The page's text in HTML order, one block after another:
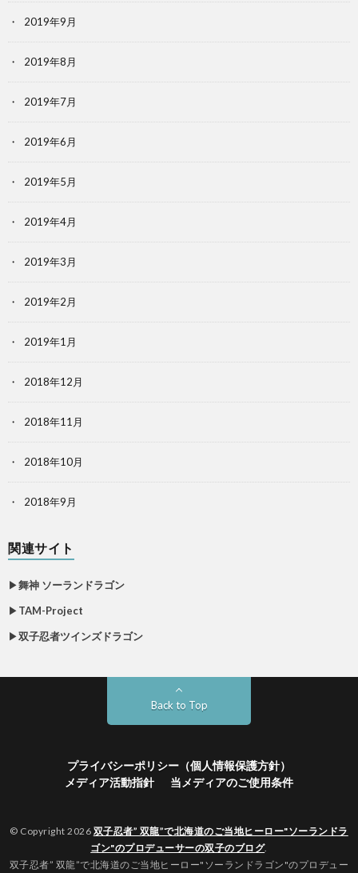
2019年9月
2019年8月
2019年7月
2019年6月
2019年5月
2019年4月
2019年3月
2019年2月
2019年1月
2018年12月
2018年11月
2018年10月
2018年9月
関連サイト
▶舞神 ソーランドラゴン
▶TAM-Project
▶双子忍者ツインズドラゴン
Back to Top
プライバシーポリシー（個人情報保護方針）
メディア活動指針
当メディアのご使用条件
© Copyright 2026 双子忍者” 双龍”で北海道のご当地ヒーロー"ソーランドラ
ゴン"のプロデューサーの双子のブログ.
双子忍者” 双龍”で北海道のご当地ヒーロー"ソーランドラゴン"のプロデュー